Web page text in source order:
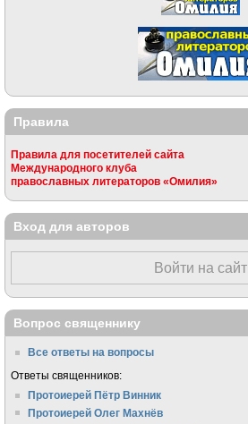
Правила
Правила для посетителей сайта
Международного клуба
православных литераторов «Омилия»
Вход для авторов
Войти на сайт
Вопрос священнику
Все ответы на вопросы
Ответы священников:
Протоиерей Пётр Винник
Протоиерей Олег Махнёв